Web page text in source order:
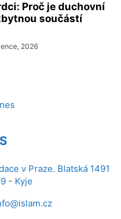
Proč je duchovní
součástí
2026
v Praze. Blatská 1491
- Kyje